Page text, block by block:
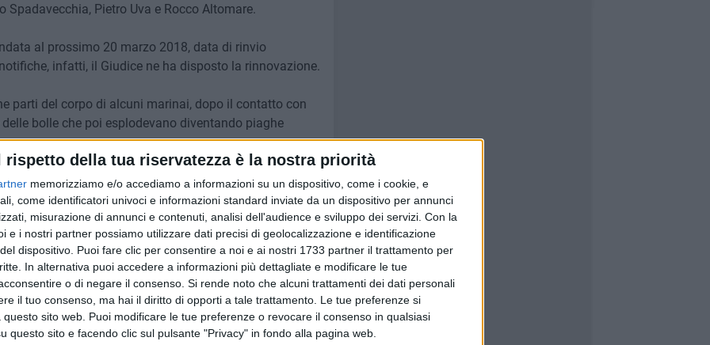
rispetto della tua riservatezza è la nostra priorità
memorizziamo e/o accediamo a informazioni su un dispositivo, come i cookie, e
come identificatori univoci e informazioni standard inviate da un dispositivo per annunci
misurazione di annunci e contenuti, analisi dell'audience e sviluppo dei servizi. Con la
e i nostri partner possiamo utilizzare dati precisi di geolocalizzazione e identificazione
dispositivo. Puoi fare clic per consentire a noi e ai nostri 1733 partner il trattamento per
In alternativa puoi accedere a informazioni più dettagliate e modificare le tue
o di negare il consenso. Si rende noto che alcuni trattamenti dei dati personali
il tuo consenso, ma hai il diritto di opporti a tale trattamento. Le tue preferenze si
sito web. Puoi modificare le tue preferenze o revocare il consenso in qualsiasi
questo sito e facendo clic sul pulsante "Privacy" in fondo alla pagina web.
Spadavecchia, Pietro Uva e Rocco Altomare.
al prossimo 20 marzo 2018, data di rinvio
infatti, il Giudice ne ha disposto la rinnovazione.
parti del corpo di alcuni marinai, dopo il contatto con
bolle che poi esplodevano diventando piaghe
diventando il "giallo di Molfetta".
le indagini finalizzate a capirne la causa. Lo
delle indagini, alla quale alcune parti
del Gip di convocare la Camera di Consiglio per
politico" e Legambiente.